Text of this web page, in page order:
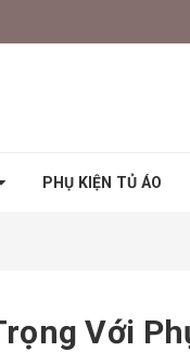
PHỤ KIỆN TỦ ÁO
Với